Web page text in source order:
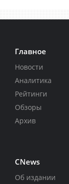
Главное
Новости
Аналитика
Рейтинги
Обзоры
Архив
CNews
Об издании